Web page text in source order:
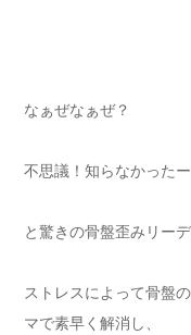
なぁぜなぁぜ？
不思議！知らなかったー
と驚きの骨盤歪みリー
ストレスによって骨盤
マで素早く解消し、